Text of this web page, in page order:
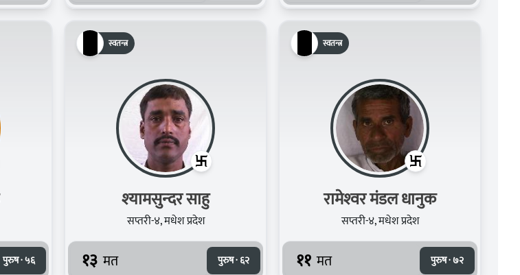
पुरुष · ५६
स्वतन्त्र
श्‍यामसुन्‍दर साहु
सप्तरी-४, मधेश प्रदेश
१३ मत पुरुष · ६२
स्वतन्त्र
रामेश्‍वर मंडल धानुक
सप्तरी-४, मधेश प्रदेश
११ मत पुरुष · ७२